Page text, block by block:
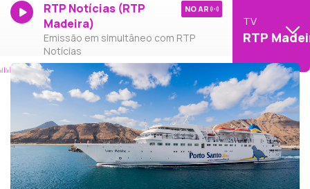
RTP Notícias (RTP
Madeira)
Emissão em simultâneo com RTP
Notícias
NO AR
TV
RTP